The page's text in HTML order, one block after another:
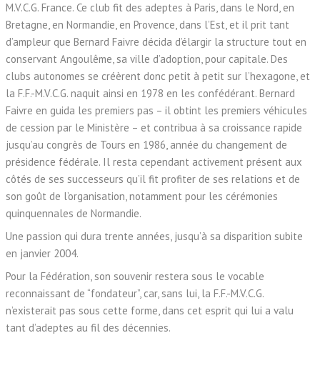
M.V.C.G. France. Ce club fit des adeptes à Paris, dans le Nord, en
Bretagne, en Normandie, en Provence, dans l’Est, et il prit tant
d’ampleur que Bernard Faivre décida d’élargir la structure tout en
conservant Angoulême, sa ville d’adoption, pour capitale. Des
clubs autonomes se créèrent donc petit à petit sur l’hexagone, et
la F.F.-M.V.C.G. naquit ainsi en 1978 en les confédérant. Bernard
Faivre en guida les premiers pas – il obtint les premiers véhicules
de cession par le Ministère – et contribua à sa croissance rapide
jusqu’au congrès de Tours en 1986, année du changement de
présidence fédérale. Il resta cependant activement présent aux
côtés de ses successeurs qu’il fit profiter de ses relations et de
son goût de l’organisation, notamment pour les cérémonies
quinquennales de Normandie.
Une passion qui dura trente années, jusqu’à sa disparition subite
en janvier 2004.
Pour la Fédération, son souvenir restera sous le vocable
reconnaissant de “fondateur”, car, sans lui, la F.F.-M.V.C.G.
n’existerait pas sous cette forme, dans cet esprit qui lui a valu
tant d’adeptes au fil des décennies.